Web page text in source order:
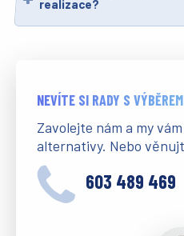
realizace?
NEVÍTE SI RADY S
Zavolejte nám a my
alternativy. Nebo
603 489 469